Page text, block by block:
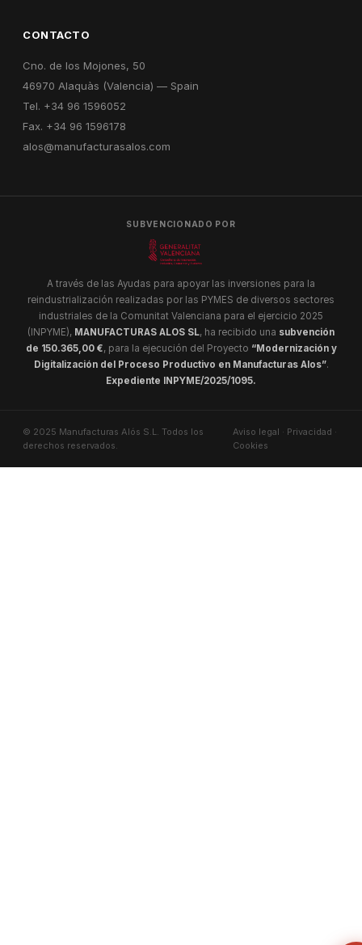
CONTACTO
Cno. de los Mojones, 50
46970 Alaquàs (Valencia) — Spain
Tel. +34 96 1596052
Fax. +34 96 1596178
alos@manufacturasalos.com
A través de las Ayudas para apoyar las inversiones para la
reindustrialización realizadas por las PYMES de diversos sectores
industriales de la Comunitat Valenciana para el ejercicio 2025
(INPYME), MANUFACTURAS ALOS SL, ha recibido una subvención
de 150.365,00 €, para la ejecución del Proyecto “Modernización y
Digitalización del Proceso Productivo en Manufacturas Alos”.
Expediente INPYME/2025/1095.
SUBVENCIONADO POR
© 2025 Manufacturas Alós S.L. Todos los
derechos reservados.
Aviso legal · Privacidad ·
Cookies